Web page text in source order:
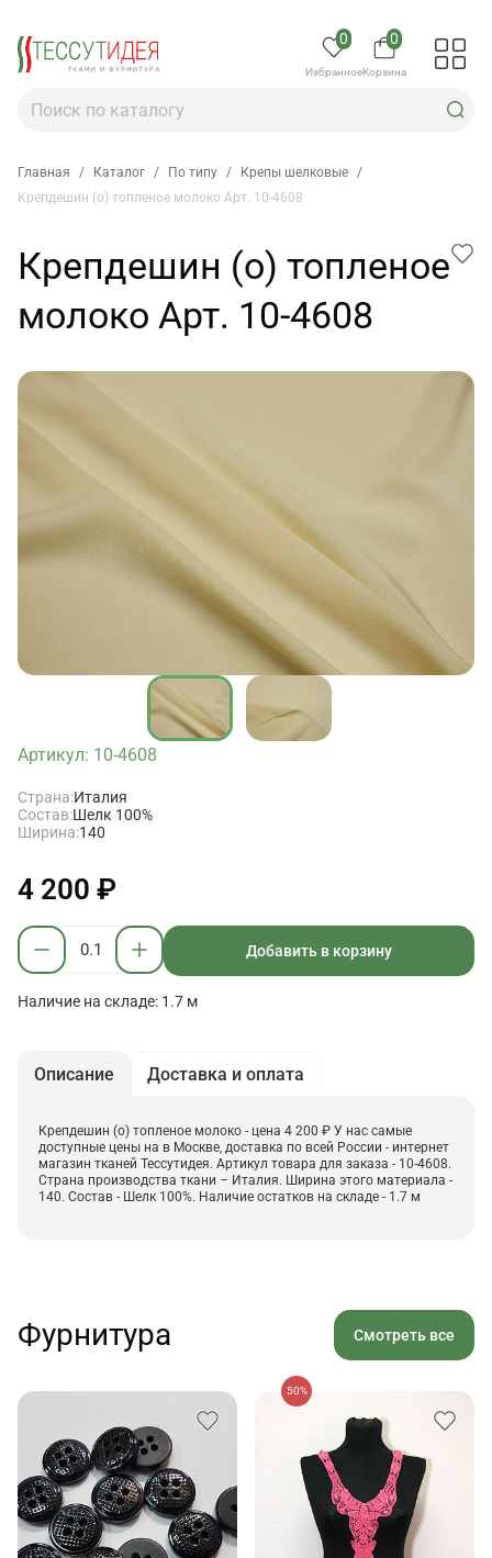
0
Избранное
0
Корзина
Главная / Каталог / По типу / Крепы шелковые /
Крепдешин (о) топленое молоко Арт. 10-4608
Крепдешин (о) топленое
молоко Арт. 10-4608
Артикул: 10-4608
Страна:Италия
Состав:Шелк 100%
Ширина:140
4 200 ₽
Добавить в корзину
Наличие на складе: 1.7 м
Описание Доставка и оплата
Крепдешин (о) топленое молоко - цена 4 200 ₽ У нас самые
доступные цены на в Москве, доставка по всей России - интернет
магазин тканей Тессутидея. Артикул товара для заказа - 10-4608.
Страна производства ткани – Италия. Ширина этого материала -
140. Состав - Шелк 100%. Наличие остатков на складе - 1.7 м
Фурнитура Смотреть все
50%